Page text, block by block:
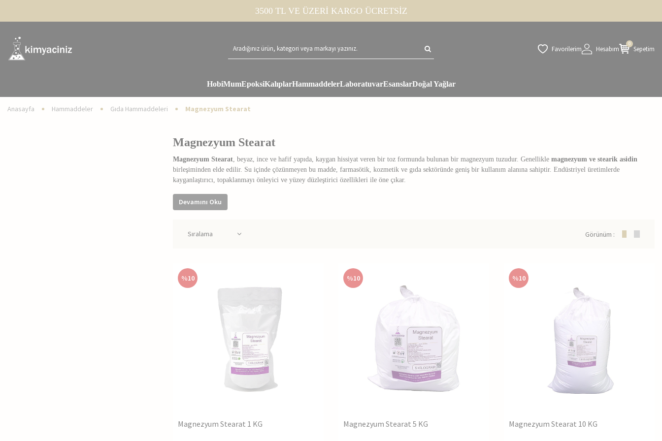
3500 TL VE ÜZERİ KARGO ÜCRETSİZ
Favorilerim Hesabım
0
Sepetim
HobiMumEpoksiKalıplarHammaddelerLaboratuvarEsanslarDoğal Yağlar
Anasayfa Hammaddeler Gıda Hammaddeleri Magnezyum Stearat
Magnezyum Stearat
Magnezyum Stearat, beyaz, ince ve hafif yapıda, kaygan hissiyat veren bir toz formunda bulunan bir magnezyum tuzudur. Genellikle magnezyum ve stearik asidin
birleşiminden elde edilir. Su içinde çözünmeyen bu madde, farmasötik, kozmetik ve gıda sektöründe geniş bir kullanım alanına sahiptir. Endüstriyel üretimlerde
kayganlaştırıcı, topaklanmayı önleyici ve yüzey düzleştirici özellikleri ile öne çıkar.
Magnezyum Stearat Nedir?
kadar
Tablet ve kapsül üretiminde
bağlayıcıolarak görev yapar.
Üretim sırasında tozların makine yüzeylerine yapışmasını engeller.
Kozmetik Ürünler
pürüzsüz bir doku verir ve ciltte ipeksi bir his oluşturur.
Pudralar, fondötenler, allıklar ve farlarda topaklanmayı önler.
Yağ emici özelliği sayesinde ürünlerin daha uzun süre kalıcı olmasına yardımcı olur.
Toz gıda ürünlerinde topaklanmayı engellemek için
kodu ile katkı maddesi olarak kullanılır.
Baharat karışımları, hazır çorbalar ve gıda takviyelerinde akışkanlık sağlar.
Boya ve kaplama sektöründe homojen yüzey elde etmek için tercih edilir.
Kayganlaştırıcı Etki:
Üretim sürecinde sürtünmeyi azaltarak makinelerin daha verimli çalışmasını sağlar.
Devamını Oku
Görünüm :
%10
Magnezyum Stearat 1 KG
%10
Magnezyum Stearat 5 KG
%10
Magnezyum Stearat 10 KG